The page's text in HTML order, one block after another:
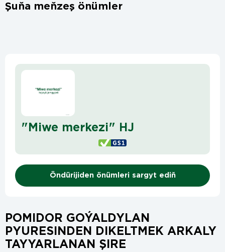
Şuňa meňzeş önümler
"Miwe merkezi" HJ
Öndürijiden önümleri sargyt ediň
POMIDOR GOÝALDYLAN
PYURESINDEN DIKELTMEK ARKALY
TAYYARLANAN ŞIRE